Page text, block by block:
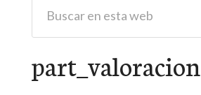
part_valoracion